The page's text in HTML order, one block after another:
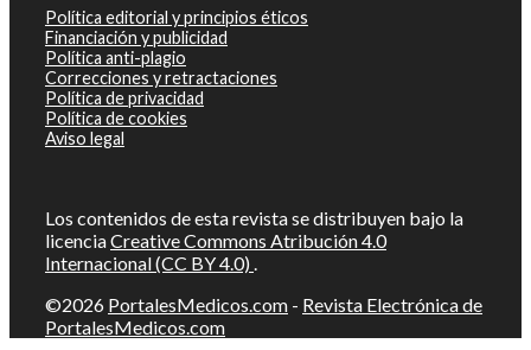
Política editorial y principios éticos
Financiación y publicidad
Política anti-plagio
Correcciones y retractaciones
Política de privacidad
Política de cookies
Aviso legal
Los contenidos de esta revista se distribuyen bajo la
licenciaCreative Commons Atribución 4.0
Internacional (CC BY 4.0) .
©2026 PortalesMedicos.com - Revista Electrónica de
PortalesMedicos.com